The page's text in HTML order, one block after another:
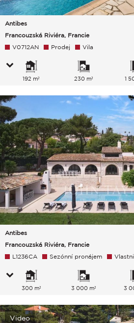
Antibes
Francouzská Riviéra, Francie
V0712AN Prodej Vila
192 m² 230 m² 1
Antibes
Francouzská Riviéra, Francie
L1236CA Sezónní pronájem
300 m² 3 000 m² 3
Video